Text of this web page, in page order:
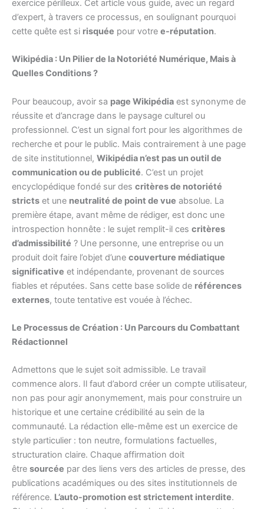
exercice périlleux. Cet article vous guide, avec un regard
d’expert, à travers ce processus, en soulignant pourquoi
cette quête est si risquée pour votre e-réputation.
Wikipédia : Un Pilier de la Notoriété Numérique, Mais à
Quelles Conditions ?
Pour beaucoup, avoir sa page Wikipédia est synonyme de
réussite et d’ancrage dans le paysage culturel ou
professionnel. C’est un signal fort pour les algorithmes de
recherche et pour le public. Mais contrairement à une page
de site institutionnel, Wikipédia n’est pas un outil de
communication ou de publicité. C’est un projet
encyclopédique fondé sur des critères de notoriété
stricts et une neutralité de point de vue absolue. La
première étape, avant même de rédiger, est donc une
introspection honnête : le sujet remplit-il ces critères
d’admissibilité ? Une personne, une entreprise ou un
produit doit faire l’objet d’une couverture médiatique
significative et indépendante, provenant de sources
fiables et réputées. Sans cette base solide de références
externes, toute tentative est vouée à l’échec.
Le Processus de Création : Un Parcours du Combattant
Rédactionnel
Admettons que le sujet soit admissible. Le travail
commence alors. Il faut d’abord créer un compte utilisateur,
non pas pour agir anonymement, mais pour construire un
historique et une certaine crédibilité au sein de la
communauté. La rédaction elle-même est un exercice de
style particulier : ton neutre, formulations factuelles,
structuration claire. Chaque affirmation doit
être sourcée par des liens vers des articles de presse, des
publications académiques ou des sites institutionnels de
référence. L’auto-promotion est strictement interdite.